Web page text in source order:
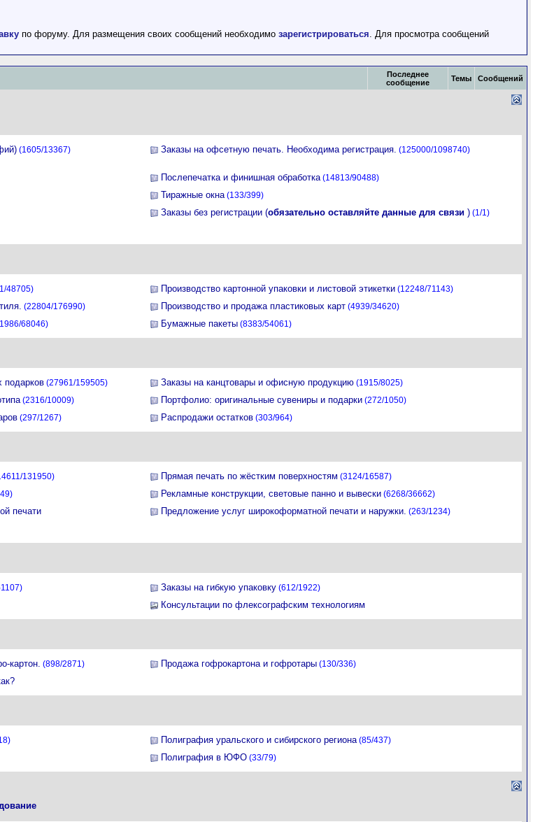
по форуму. Для размещения своих сообщений необходимо зарегистрироваться. Для просмотра сообщений
Последнее
сообщение
Темы Сообщений
(1605/13367) Заказы на офсетную печать. Необходима регистрация. (125000/1098740)
Послепечатка и финишная обработка(14813/90488)
Тиражные окна(133/399)
Заказы без регистрации (обязательно оставляйте данные для связи ) (1/1)
48705) Производство картонной упаковки и листовой этикетки (12248/71143)
(22804/176990) Производство и продажа пластиковых карт (4939/34620)
68046) Бумажные пакеты (8383/54061)
подарков (27961/159505) Заказы на канцтовары и офисную продукцию (1915/8025)
(2316/10009) Портфолио: оригинальные сувениры и подарки (272/1050)
(297/1267) Распродажи остатков (303/964)
131950) Прямая печать по жёстким поверхностям (3124/16587)
Рекламные конструкции, световые панно и вывески (6268/36662)
печати Предложение услуг широкоформатной печати и наружки. (263/1234)
Заказы на гибкую упаковку (612/1922)
Консультации по флексографским технологиям
картон. (898/2871) Продажа гофрокартона и гофротары (130/336)
Полиграфия уральского и сибирского региона(85/437)
Полиграфия в ЮФО (33/79)